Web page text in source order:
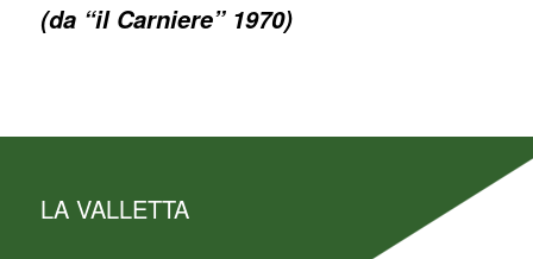
(da “il Carniere” 1970)
LA VALLETTA